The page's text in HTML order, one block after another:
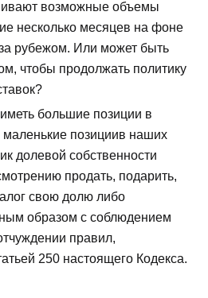
возможные объемы
несколько месяцев на фоне
рубежом. Или может быть
чтобы продолжать политику
большие позиции в
позициив наших
долевой собственности
продать, подарить,
свою долю либо
образом с соблюдением
правил,
250 настоящего Кодекса.